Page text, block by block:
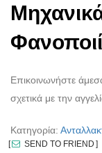
Επικοινωνήστε
σχετικά με την
Κατηγορία:
SEND TO FRIEND